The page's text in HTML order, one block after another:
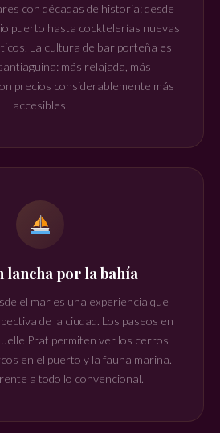
con décadas de historia: desde
puerto hasta cocktelerías nuevas
La cultura de bar porteña es
más relajada, más
precios considerablemente más
accesibles.
lancha por la bahía
el mar es una experiencia que
de la ciudad. Los paseos en
Prat permiten ver los cerros
en el puerto y la fauna marina.
a todo lo convencional.